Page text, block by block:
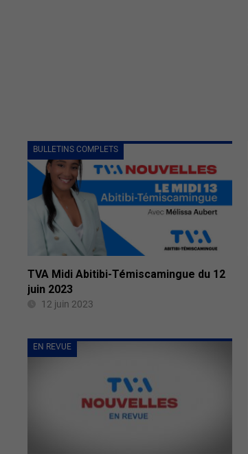
BULLETINS COMPLETS
TVA Midi Abitibi-Témiscamingue du 12
juin 2023
12 juin 2023
EN REVUE